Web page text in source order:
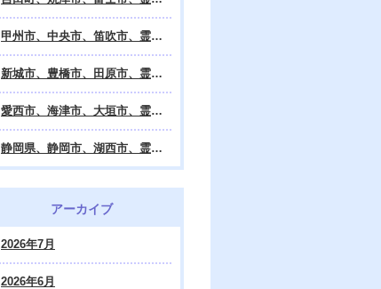
甲州市、中央市、笛吹市、霊視鑑定 天龍・占いの館 Dahlia、対面・電話・オンライン鑑定、除霊、霊視鑑定、遠隔 除霊 口コミ、浄霊、交霊、祈祷、御祓い、四柱推命、姓名判断・九星気学・易・タロット・手相・数秘術・動物占い・姓名学・命運鑑定、開運、不安・苦痛・恐怖、悩み相談、スピリチュアルカウンセラー、ヒーリング、霊気治療、霊能力者、霊媒師、天龍知裕著、幸せを求めて、天の神様 VS 地獄の神様、宇宙の真理で未来は希望の光、この世で天国 あの世で天国、天龍知裕ブログ。
新城市、豊橋市、田原市、霊視鑑定 天龍・占いの館 Dahlia、対面・電話・オンライン鑑定、除霊、霊視鑑定、遠隔 除霊 口コミ、浄霊、交霊、祈祷、御祓い、四柱推命、姓名判断・九星気学・易・タロット・手相・数秘術・動物占い・姓名学・命運鑑定、開運、不安・苦痛・恐怖、悩み相談、スピリチュアルカウンセラー、ヒーリング、霊能力者、霊媒師、天龍知裕著、幸せを求めて、天の神様 VS 地獄の神様、宇宙の真理で未来は希望の光、この世で天国 あの世で天国、天龍知裕ブログ。
愛西市、海津市、大垣市、霊視鑑定 天龍・占いの館 Dahlia、対面・電話・オンライン鑑定、遠隔 除霊 口コミ、浄霊、交霊、祈祷、御祓い、四柱推命、姓名判断・九星気学・易・タロット・手相・数秘術・動物占い・姓名学・命運鑑定、開運、不安・苦痛・恐怖、悩み相談、スピリチュアルカウンセラー、ヒーリング、霊能力者、霊媒師、天龍知裕著、幸せを求めて、天の神様 VS 地獄の神様、宇宙の真理で未来は希望の光、この世で天国 あの世で天国、天龍知裕ブログ。
静岡県、静岡市、湖西市、霊視鑑定 天龍・占いの館 Dahlia、対面・電話・オンライン鑑定、除霊、霊視鑑定、遠隔 除霊 口コミ、浄霊、交霊、祈祷、御祓い、四柱推命、姓名判断・九星気学・易・タロット・手相・数秘術・動物占い・姓名学・命運鑑定、開運、不安・苦痛・恐怖、悩み相談、スピリチュアルカウンセラー、ヒーリング、霊気治療、霊能力者、霊媒師、天龍知裕著、幸せを求めて、天の神様 VS 地獄の神様、宇宙の真理で未来は希望の光、この世で天国 あの世で天国、天龍知裕ブログ。
アーカイブ
2026年7月
2026年6月